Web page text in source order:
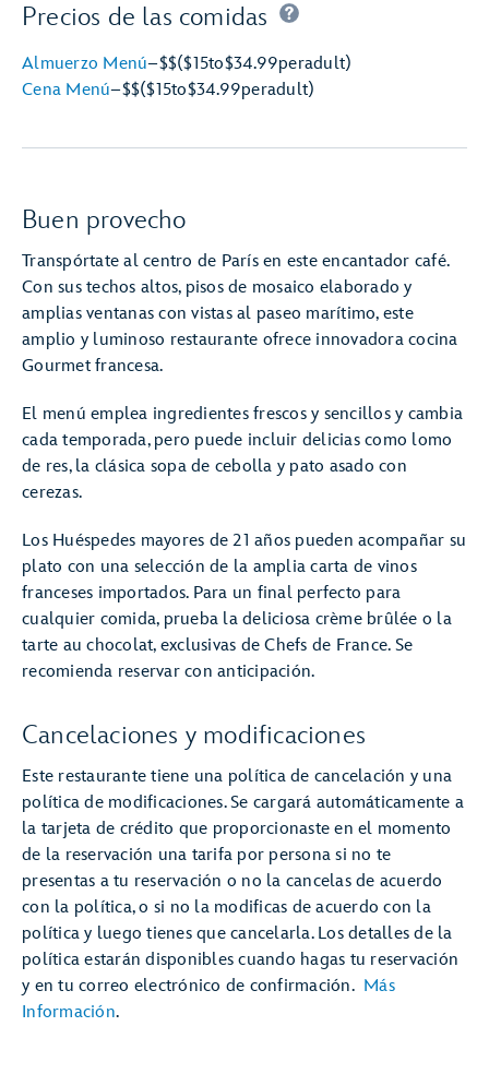
Precios de las comidas
Almuerzo Menú–$$($15to$34.99peradult)
Cena Menú–$$($15to$34.99peradult)
Buen provecho
Transpórtate al centro de París en este encantador café.
Con sus techos altos, pisos de mosaico elaborado y
amplias ventanas con vistas al paseo marítimo, este
amplio y luminoso restaurante ofrece innovadora cocina
Gourmet francesa.
El menú emplea ingredientes frescos y sencillos y cambia
cada temporada, pero puede incluir delicias como lomo
de res, la clásica sopa de cebolla y pato asado con
cerezas.
Los Huéspedes mayores de 21 años pueden acompañar su
plato con una selección de la amplia carta de vinos
franceses importados. Para un final perfecto para
cualquier comida, prueba la deliciosa crème brûlée o la
tarte au chocolat, exclusivas de Chefs de France. Se
recomienda reservar con anticipación.
Cancelaciones y modificaciones
Este restaurante tiene una política de cancelación y una
política de modificaciones. Se cargará automáticamente a
la tarjeta de crédito que proporcionaste en el momento
de la reservación una tarifa por persona si no te
presentas a tu reservación o no la cancelas de acuerdo
con la política, o si no la modificas de acuerdo con la
política y luego tienes que cancelarla. Los detalles de la
política estarán disponibles cuando hagas tu reservación
y en tu correo electrónico de confirmación. Más
Información.